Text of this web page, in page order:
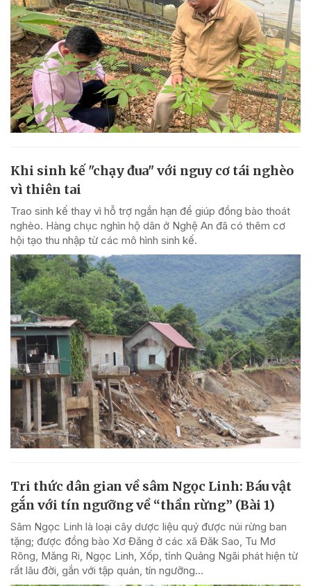
Khi sinh kế "chạy đua" với nguy cơ tái nghèo
vì thiên tai
Trao sinh kế thay vì hỗ trợ ngắn hạn để giúp đồng bào thoát
nghèo. Hàng chục nghìn hộ dân ở Nghệ An đã có thêm cơ
hội tạo thu nhập từ các mô hình sinh kế.
Tri thức dân gian về sâm Ngọc Linh: Báu vật
gắn với tín ngưỡng về “thần rừng” (Bài 1)
Sâm Ngọc Linh là loại cây dược liệu quý được núi rừng ban
tặng; được đồng bào Xơ Đăng ở các xã Đăk Sao, Tu Mơ
Rông, Măng Ri, Ngọc Linh, Xốp, tỉnh Quảng Ngãi phát hiện từ
rất lâu đời, gắn với tập quán, tín ngưỡng...